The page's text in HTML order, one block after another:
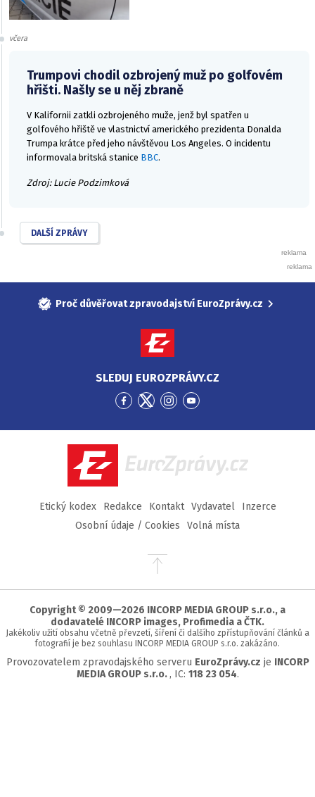
včera
Trumpovi chodil ozbrojený muž po golfovém
hřišti. Našly se u něj zbraně
V Kalifornii zatkli ozbrojeného muže, jenž byl spatřen u
golfového hřiště ve vlastnictví amerického prezidenta Donalda
Trumpa krátce před jeho návštěvou Los Angeles. O incidentu
informovala britská stanice BBC.
Zdroj: Lucie Podzimková
DALŠÍ ZPRÁVY
Proč důvěřovat zpravodajství EuroZprávy.cz
SLEDUJ EUROZPRÁVY.CZ
Přejít
Facebook
Přejít
Twitter
Přejít
Instagram
Přejít
YouTube
EuroZprávy.cz
Etický kodex Redakce Kontakt Vydavatel
Inzerce
Osobní údaje / Cookies
Volná místa
Přejít
stránky
Copyright © 2009—2026 INCORP MEDIA GROUP s.r.o., a
dodavatelé INCORP images, Profimedia a ČTK.
Jakékoliv užití obsahu včetně převzetí, šíření či dalšího zpřístupňování článků a
fotografií je bez souhlasu INCORP MEDIA GROUP s.r.o. zakázáno.
Provozovatelem zpravodajského serveru EuroZprávy.cz je INCORP
MEDIA GROUP s.r.o. , IC: 118 23 054.